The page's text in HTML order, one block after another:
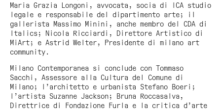
Maria Grazia Longoni, avvocata, socia di lCA studio
legale e responsabile del dipartimento arte; il
gallerista Massimo Minini, anche membro del CDA di
Italics; Nicola Ricciardi, Direttore Artistico di
MiArt; e Astrid Welter, Presidente di milano art
community.
Milano Contemporanea si conclude con Tommaso
Sacchi, Assessore alla Cultura del Comune di
Milano; l’architetto e urbanista Stefano Boeri;
l’artista Suzanne Jackson; Bruna Roccasalva,
Direttrice di Fondazione Furla e la critica d’arte